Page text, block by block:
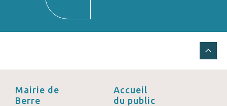
Mairie de
Berre
Accueil
du public